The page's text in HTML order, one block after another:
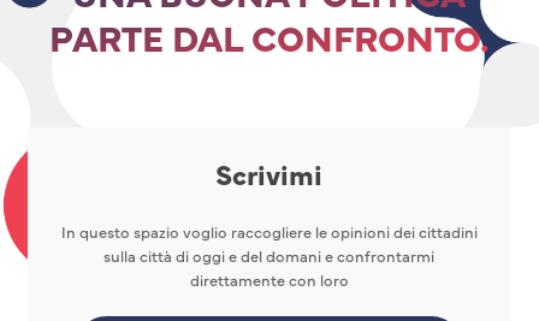
PARTE DAL CONFRONTO.
Scrivimi
In questo spazio voglio raccogliere le opinioni dei cittadini
sulla città di oggi e del domani e confrontarmi
direttamente con loro